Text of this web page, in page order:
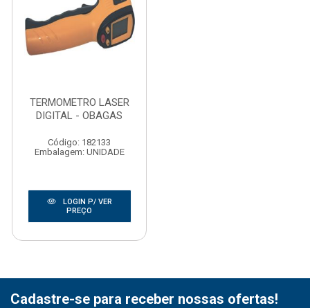
TERMOMETRO LASER
DIGITAL - OBAGAS
Código: 182133
Embalagem: UNIDADE
LOGIN P/ VER
PREÇO
Cadastre-se para receber nossas ofertas!